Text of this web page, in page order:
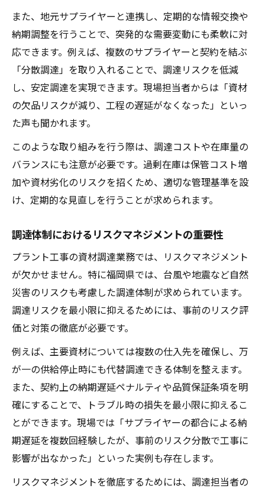
また、地元サプライヤーと連携し、定期的な情報交換や
納期調整を行うことで、突発的な需要変動にも柔軟に対
応できます。例えば、複数のサプライヤーと契約を結ぶ
「分散調達」を取り入れることで、調達リスクを低減
し、安定調達を実現できます。現場担当者からは「資材
の欠品リスクが減り、工程の遅延がなくなった」といっ
た声も聞かれます。
このような取り組みを行う際は、調達コストや在庫量の
バランスにも注意が必要です。過剰在庫は保管コスト増
加や資材劣化のリスクを招くため、適切な管理基準を設
け、定期的な見直しを行うことが求められます。
調達体制におけるリスクマネジメントの重要性
プラント工事の資材調達業務では、リスクマネジメント
が欠かせません。特に福岡県では、台風や地震など自然
災害のリスクも考慮した調達体制が求められています。
調達リスクを最小限に抑えるためには、事前のリスク評
価と対策の徹底が必要です。
例えば、主要資材については複数の仕入先を確保し、万
が一の供給停止時にも代替調達できる体制を整えます。
また、契約上の納期遅延ペナルティや品質保証条項を明
確にすることで、トラブル時の損失を最小限に抑えるこ
とができます。現場では「サプライヤーの都合による納
期遅延を複数回経験したが、事前のリスク分散で工事に
影響が出なかった」といった実例も存在します。
リスクマネジメントを徹底するためには、調達担当者の